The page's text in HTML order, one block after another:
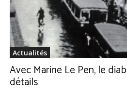
Actualités
Avec Marine Le Pen, le
détails